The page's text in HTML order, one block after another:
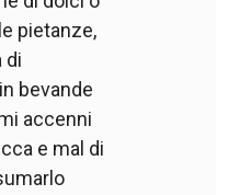
pietanze,
di
bevande
accenni
e mal di